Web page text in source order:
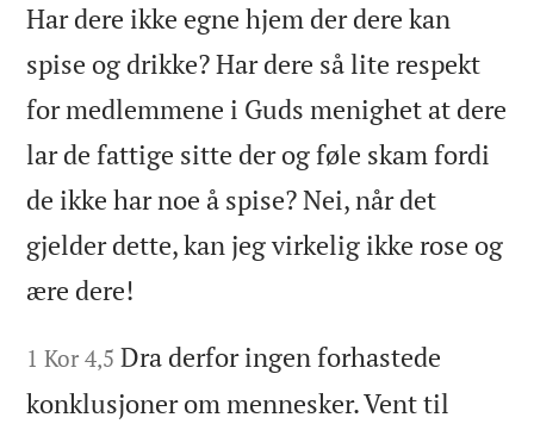
Har dere ikke egne hjem der dere kan
spise og drikke? Har dere så lite respekt
for medlemmene i Guds menighet at dere
lar de fattige sitte der og føle skam fordi
de ikke har noe å spise? Nei, når det
gjelder dette, kan jeg virkelig ikke rose og
ære dere!
1 Kor 4,5 Dra derfor ingen forhastede
konklusjoner om mennesker. Vent til